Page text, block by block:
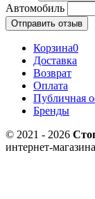
Автомобиль
Отправить отзыв
Корзина0
Доставка
Возврат
Оплата
Публичная
Бренды
© 2021 - 2026
интернет-магазина